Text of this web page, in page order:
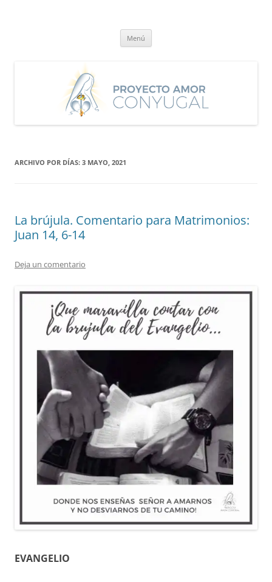
Menú
ARCHIVO POR DÍAS: 3 MAYO, 2021
La brújula. Comentario para Matrimonios:
Juan 14, 6-14
Deja un comentario
EVANGELIO